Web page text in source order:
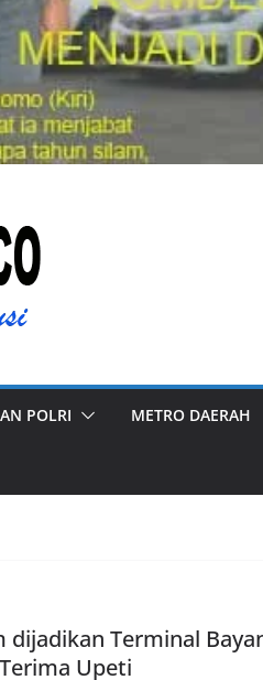
POLRI METRO DAERAH
dijadikan Terminal
Upeti